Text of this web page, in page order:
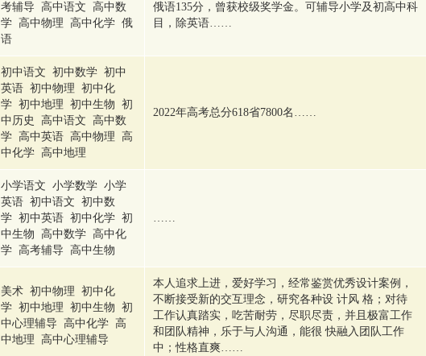
考辅导 高中语文 高中数
学 高中物理 高中化学 俄
语
俄语135分，曾获校级奖学金。可辅导小学及初高中科
目，除英语……
初中语文 初中数学 初中
英语 初中物理 初中化
学 初中地理 初中生物 初
中历史 高中语文 高中数
学 高中英语 高中物理 高
中化学 高中地理
2022年高考总分618省7800名……
小学语文 小学数学 小学
英语 初中语文 初中数
学 初中英语 初中化学 初
中生物 高中数学 高中化
学 高考辅导 高中生物
……
美术 初中物理 初中化
学 初中地理 初中生物 初
中心理辅导 高中化学 高
中地理 高中心理辅导
本人追求上进，爱好学习，经常鉴赏优秀设计案例，
不断接受新的交互理念，研究各种设 计风 格；对待
工作认真踏实，吃苦耐劳，尽职尽责，并且极富工作
和团队精神，乐于与人沟通，能很 快融入团队工作
中；性格直爽……